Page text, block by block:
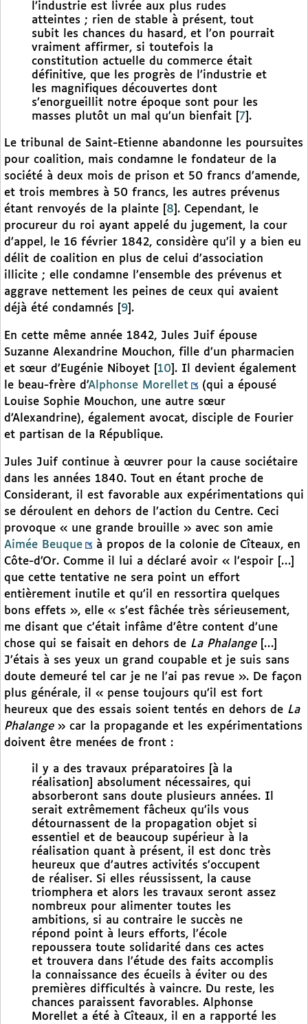
l’industrie est livrée aux plus rudes
atteintes ; rien de stable à présent, tout
subit les chances du hasard, et l’on pourrait
vraiment affirmer, si toutefois la
constitution actuelle du commerce était
définitive, que les progrès de l’industrie et
les magnifiques découvertes dont
s’enorgueillit notre époque sont pour les
masses plutôt un mal qu’un bienfait
7 .
Le tribunal de Saint-Etienne abandonne les poursuites
pour coalition, mais condamne le fondateur de la
société à deux mois de prison et 50 francs d’amende,
et trois membres à 50 francs, les autres prévenus
étant renvoyés de la plainte
8 . Cependant, le
procureur du roi ayant appelé du jugement, la cour
d’appel, le 16 février 1842, considère qu’il y a bien eu
délit de coalition en plus de celui d’association
illicite ; elle condamne l’ensemble des prévenus et
aggrave nettement les peines de ceux qui avaient
déjà été condamnés
9 .
En cette même année 1842, Jules Juif épouse
Suzanne Alexandrine Mouchon, fille d’un pharmacien
et sœur d’Eugénie Niboyet
10 . Il devient également
le beau-frère d’Alphonse Morellet
(qui a épousé
Louise Sophie Mouchon, une autre sœur
d’Alexandrine), également avocat, disciple de Fourier
et partisan de la République.
Jules Juif continue à œuvrer pour la cause sociétaire
dans les années 1840. Tout en étant proche de
Considerant, il est favorable aux expérimentations qui
se déroulent en dehors de l’action du Centre. Ceci
provoque « une grande brouille » avec son amie
Aimée Beuque
à propos de la colonie de Cîteaux, en
Côte-d’Or. Comme il lui a déclaré avoir « l’espoir […]
que cette tentative ne sera point un effort
entièrement inutile et qu’il en ressortira quelques
bons effets », elle « s’est fâchée très sérieusement,
me disant que c’était infâme d’être content d’une
chose qui se faisait en dehors de La Phalange[…]
J’étais à ses yeux un grand coupable et je suis sans
doute demeuré tel car je ne l’ai pas revue ». De façon
plus générale, il « pense toujours qu’il est fort
heureux que des essais soient tentés en dehors de La
Phalange» car la propagande et les expérimentations
doivent être menées de front :
il y a des travaux préparatoires [à la
réalisation] absolument nécessaires, qui
absorberont sans doute plusieurs années. Il
serait extrêmement fâcheux qu’ils vous
détournassent de la propagation objet si
essentiel et de beaucoup supérieur à la
réalisation quant à présent, il est donc très
heureux que d’autres activités s’occupent
de réaliser. Si elles réussissent, la cause
triomphera et alors les travaux seront assez
nombreux pour alimenter toutes les
ambitions, si au contraire le succès ne
répond point à leurs efforts, l’école
repoussera toute solidarité dans ces actes
et trouvera dans l’étude des faits accomplis
la connaissance des écueils à éviter ou des
premières difficultés à vaincre. Du reste, les
chances paraissent favorables. Alphonse
Morellet a été à Cîteaux, il en a rapporté les